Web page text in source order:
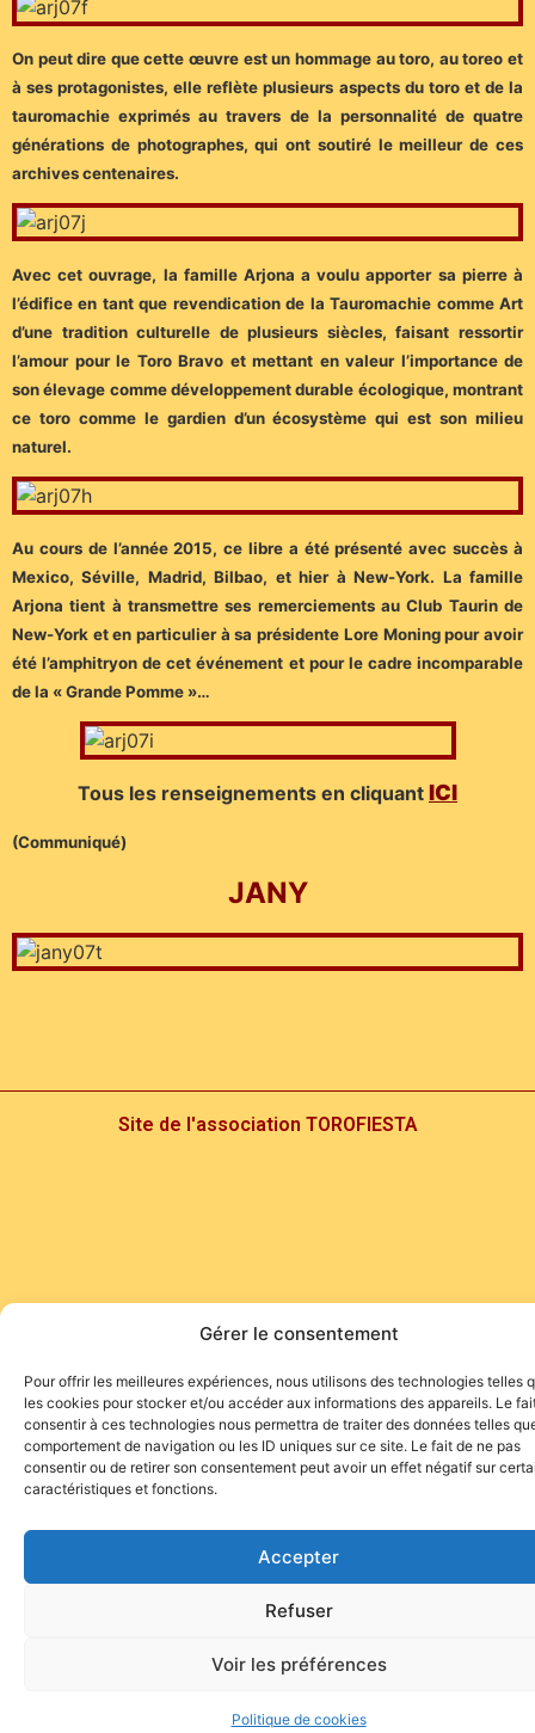
Gérer le consentement
Pour offrir les meilleures expériences, nous utilisons des technologies telles
les cookies pour stocker et/ou accéder aux informations des appareils. Le
consentir à ces technologies nous permettra de traiter des données telles
comportement de navigation ou les ID uniques sur ce site. Le fait de ne pas
consentir ou de retirer son consentement peut avoir un effet négatif sur
caractéristiques et fonctions.
Accepter
Refuser
Voir les préférences
Politique de cookies
On peut dire que cette œuvre est un hommage au toro, au toreo et
à ses protagonistes, elle reflète plusieurs aspects du toro et de la
tauromachie exprimés au travers de la personnalité de quatre
générations de photographes, qui ont soutiré le meilleur de ces
archives centenaires.
Avec cet ouvrage, la famille Arjona a voulu apporter sa pierre à
l’édifice en tant que revendication de la Tauromachie comme Art
d’une tradition culturelle de plusieurs siècles, faisant ressortir
l’amour pour le Toro Bravo et mettant en valeur l’importance de
son élevage comme développement durable écologique, montrant
ce toro comme le gardien d’un écosystème qui est son milieu
naturel.
Au cours de l’année 2015, ce libre a été présenté avec succès à
Mexico, Séville, Madrid, Bilbao, et hier à New-York. La famille
Arjona tient à transmettre ses remerciements au Club Taurin de
New-York et en particulier à sa présidente Lore Moning pour avoir
été l’amphitryon de cet événement et pour le cadre incomparable
de la « Grande Pomme »…
Tous les renseignements en cliquant ICI
(Communiqué)
JANY
Site de l'association TOROFIESTA